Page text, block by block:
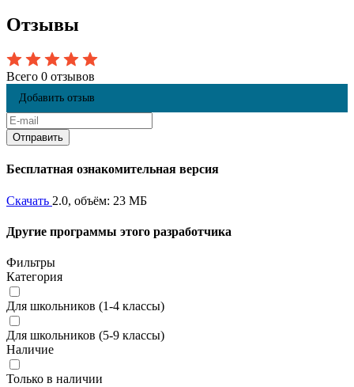
Отзывы
Всего 0 отзывов
Добавить отзыв
Бесплатная ознакомительная версия
Скачать 2.0, объём: 23 МБ
Другие программы этого разработчика
Фильтры
Категория
Для школьников (1-4 классы)
Для школьников (5-9 классы)
Наличие
Только в наличии